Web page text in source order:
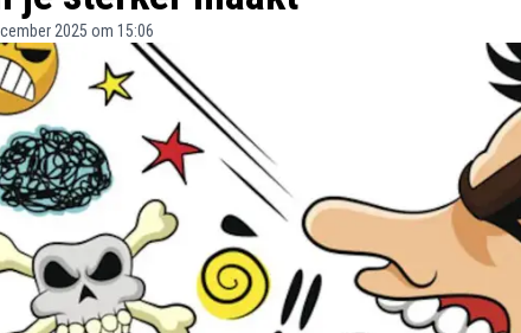
2025 om 15:06